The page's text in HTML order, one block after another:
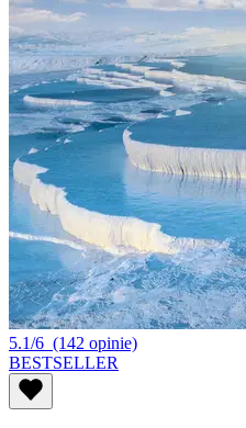
5.1/6 (142 opinie)
BESTSELLER